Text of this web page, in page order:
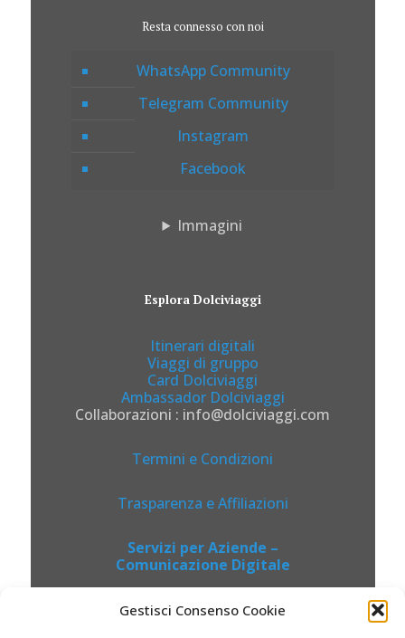
Gestisci Consenso Cookie
Resta connesso con noi
WhatsApp Community
Telegram Community
Instagram
Facebook
Immagini
Esplora Dolciviaggi
Itinerari digitali
Viaggi di gruppo
Card Dolciviaggi
Ambassador Dolciviaggi
Collaborazioni : info@dolciviaggi.com
Termini e Condizioni
Trasparenza e Affiliazioni
Servizi per Aziende –
Comunicazione Digitale